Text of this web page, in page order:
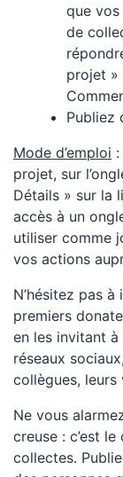
que
de
projet »
Publiez
Mode d’emploi
projet, sur
Détails » sur la
accès à un
utiliser comme
vos actions
N’hésitez pas
premiers
en les invitant
réseaux
collègues,
Ne vous
creuse : c’est
collectes.